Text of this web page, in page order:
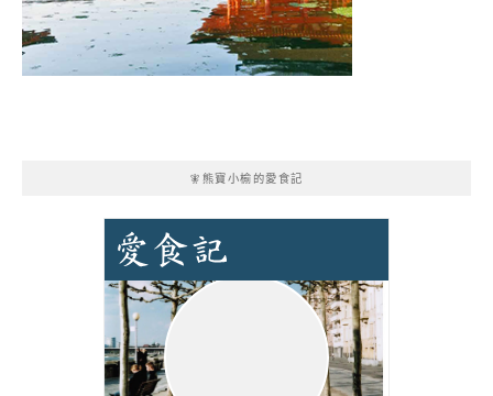
🧚熊寶小榆的愛食記